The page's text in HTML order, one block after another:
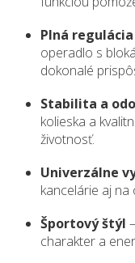
Plná regulácia
operadlo s
dokonalé
Stabilita a
kolieska a
životnosť.
Univerzálne
kancelárie aj na
Športový štýl
charakter a